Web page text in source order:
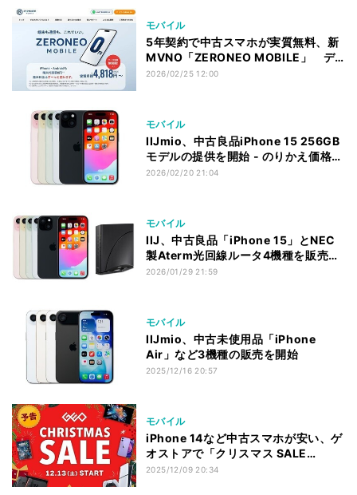
モバイル
5年契約で中古スマホが実質無料、新
MVNO「ZERONEO MOBILE」 デ
ータ通信は無制限
2026/02/25 12:00
モバイル
IIJmio、中古良品iPhone 15 256GB
モデルの提供を開始 - のりかえ価格も
設定
2026/02/20 21:04
モバイル
IIJ、中古良品「iPhone 15」とNEC
製Aterm光回線ルータ4機種を販売開
始
2026/01/29 21:59
モバイル
IIJmio、中古未使用品「iPhone
Air」など3機種の販売を開始
2025/12/16 20:57
モバイル
iPhone 14など中古スマホが安い、ゲ
オストアで「クリスマス SALE
2025」
2025/12/09 20:34